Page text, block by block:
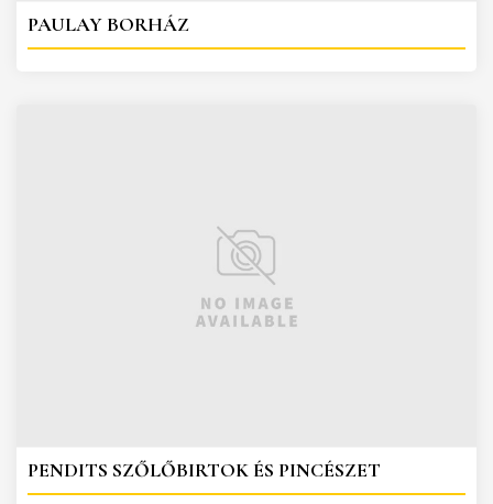
PAULAY BORHÁZ
PENDITS SZŐLŐBIRTOK ÉS PINCÉSZET